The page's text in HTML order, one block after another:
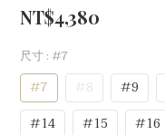
NT$4,380
尺寸: #7
#7 #8 #9
#14
#15 #16